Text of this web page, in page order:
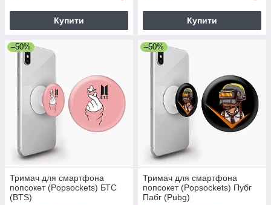
Купити Купити
–50%
Тримач для смартфона
попсокет (Popsockets) БТС
(BTS)
–50%
Тримач для смартфона
попсокет (Popsockets) Пубг
Пабг (Pubg)